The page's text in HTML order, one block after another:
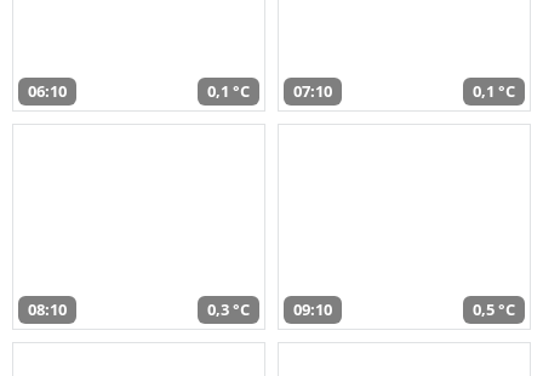
06:10 0,1 °C 07:10 0,1 °C
08:10 0,3 °C 09:10 0,5 °C